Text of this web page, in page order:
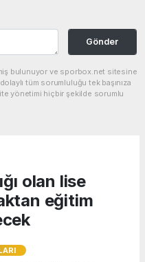
Gönder
bulunuyor ve sporbox.net sitesine
tüm sorumluluğu tek başınıza
yönetimi hiçbir şekilde sorumlu
olan lise
eğitim